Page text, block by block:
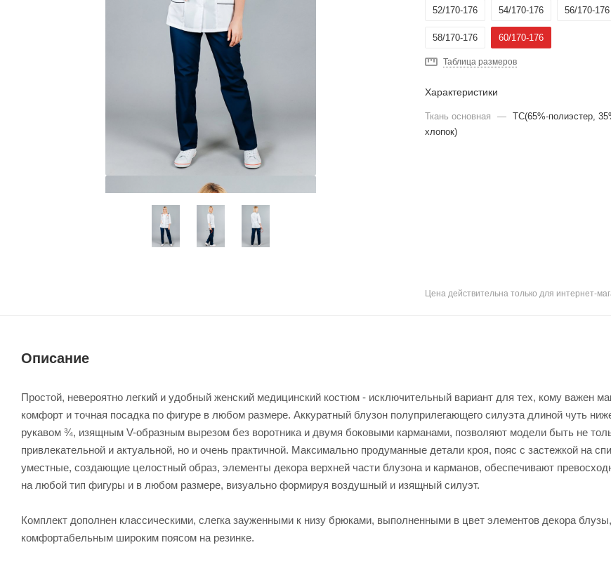
52/170-176 54/170-176 56/170-176
58/170-176 60/170-176
Таблица размеров
Характеристики
Ткань основная —
TC(65%-полиэстер,
хлопок)
Цена действительна только для интернет-
Описание
Простой, невероятно легкий и удобный женский медицинский костюм - исключительный вариант для тех, кому важен
комфорт и точная посадка по фигуре в любом размере. Аккуратный блузон полуприлегающего силуэта длиной чуть
рукавом ¾, изящным V-образным вырезом без воротника и двумя боковыми карманами, позволяют модели быть не
привлекательной и актуальной, но и очень практичной. Максимально продуманные детали кроя, пояс с застежкой на
уместные, создающие целостный образ, элементы декора верхней части блузона и карманов, обеспечивают
на любой тип фигуры и в любом размере, визуально формируя воздушный и изящный силуэт.
Комплект дополнен классическими, слегка зауженными к низу брюками, выполненными в цвет элементов декора
комфортабельным широким поясом на резинке.